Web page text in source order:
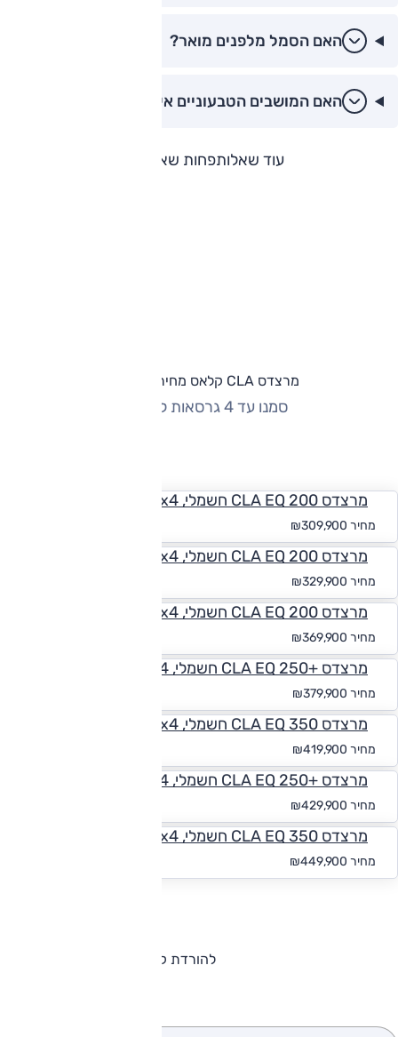
האם הסמל מלפנים מואר?
האם המושבים הטבעוניים איכותיים?
עוד שאלותפחות שאלות
מרצדס CLA קלאס מחירון וגרסאות
סמנו עד 4 גרסאות להשוואה
מרצדס CLA EQ 200 חשמלי, Icon ,2x4
מחיר
מרצדס CLA EQ 200 חשמלי, Elite ,2x4
מחיר
מרצדס CLA EQ 200 חשמלי, Signature ,2x4
מחיר
מרצדס +CLA EQ 250 חשמלי, Elite ,2x4
מחיר
מרצדס CLA EQ 350 חשמלי, Elite ,4x4
מחיר
מרצדס +CLA EQ 250 חשמלי, Signature ,2x4
מחיר
מרצדס CLA EQ 350 חשמלי, Signature ,4x4
מחיר
להורדת קטלוג מרצדס CLA קלאס